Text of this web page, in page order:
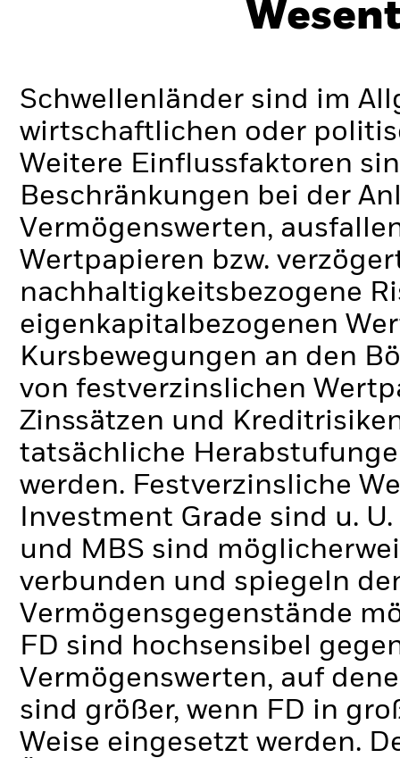
Schwellenländer sind im
wirtschaftlichen oder
Weitere Einflussfaktoren
Beschränkungen bei der
Vermögenswerten,
Wertpapieren bzw.
nachhaltigkeitsbezogene
eigenkapitalbezogenen
Kursbewegungen an den
von festverzinslichen
Zinssätzen und
tatsächliche
werden. Festverzinsliche
Investment Grade sind u.
und MBS sind
verbunden und spiegeln
Vermögensgegenstände
FD sind hochsensibel
Vermögenswerten, auf
sind größer, wenn FD in
Weise eingesetzt werden.